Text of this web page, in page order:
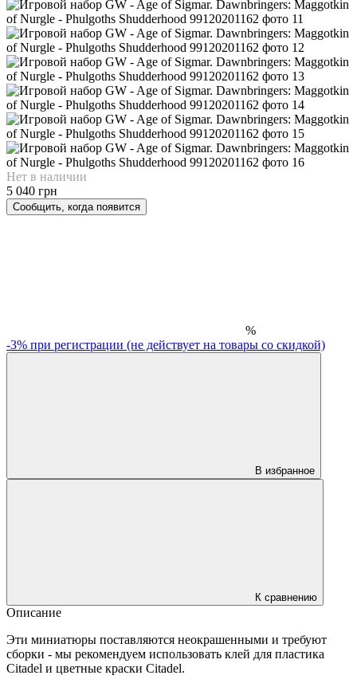
Нет в наличии
5 040 грн
Сообщить, когда появится
%
-3% при регистрации (не действует на товары со скидкой)
В избранное
К сравнению
Описание
Эти миниатюры поставляются неокрашенными и требуют
сборки - мы рекомендуем использовать клей для пластика
Citadel и цветные краски Citadel.